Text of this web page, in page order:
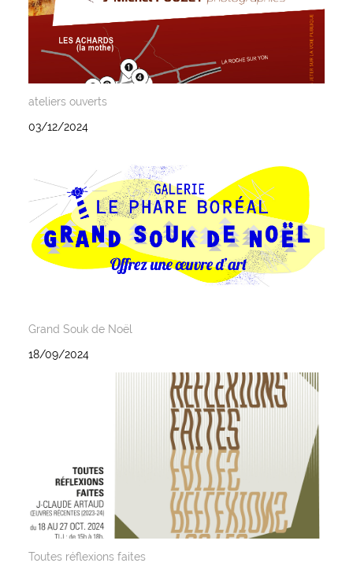
ateliers ouverts
03/12/2024
Grand Souk de Noël
18/09/2024
Toutes réflexions faites